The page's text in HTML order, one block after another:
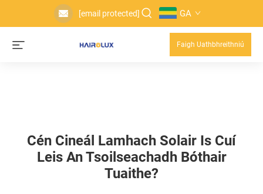
[email protected] GA
Faigh Uathbhreithniú
Cén Cineál Lamhach Solair Is Cuí
Leis An Tsoilseachadh Bóthair
Tuaithe?